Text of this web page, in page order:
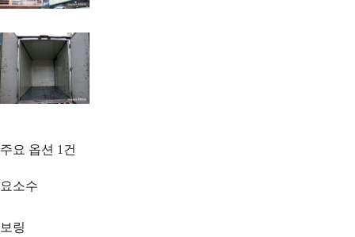
주요 옵션 1 건
요소수
보링